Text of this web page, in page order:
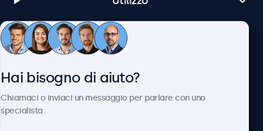
Servizio Clienti
Hai bisogno di aiuto?
Chiamaci o inviaci un messaggio per parlare con uno
specialista.